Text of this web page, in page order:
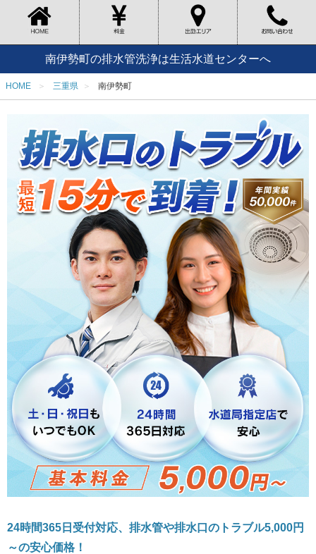
南伊勢町の排水管洗浄は生活水道センターへ
HOME 三重県 南伊勢町
24時間365日受付対応、排水管や排水口のトラブル5,000円
～の安心価格！